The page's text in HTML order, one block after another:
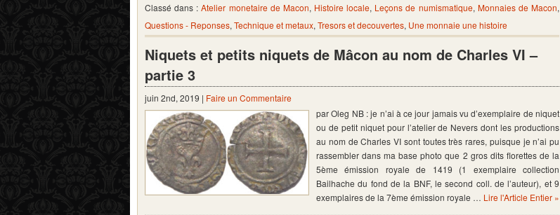
Classé dans :Atelier monetaire de Macon, Histoire locale, Leçons de numismatique, Monnaies de Macon,
Questions - Reponses, Technique et metaux, Tresors et decouvertes, Une monnaie une histoire
Niquets et petits niquets de Mâcon au nom de Charles VI –
partie 3
juin 2nd, 2019 | Faire un Commentaire
par Oleg NB : je n’ai à ce jour jamais vu d’exemplaire de niquet
ou de petit niquet pour l’atelier de Nevers dont les productions
au nom de Charles VI sont toutes très rares, puisque je n’ai pu
rassembler dans ma base photo que 2 gros dits florettes de la
5ème émission royale de 1419 (1 exemplaire collection
Bailhache du fond de la BNF, le second coll. de l’auteur), et 9
exemplaires de la 7ème émission royale … Lire l'Article Entier »